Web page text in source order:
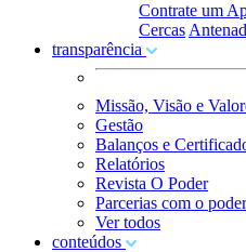
Contrate um
Cercas
transparência
Missão, Visão e
Gestão
Balanços e
Relatórios
Revista O Poder
Parcerias com o
Ver todos
conteúdos